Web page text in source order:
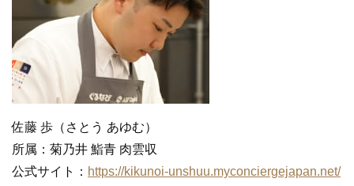
佐藤 歩（さとう あゆむ）
所属：菊乃井 鮨青 肉雲収
公式サイト： https://kikunoi-unshuu.myconciergejapan.net/